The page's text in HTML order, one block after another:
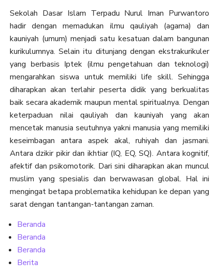
Sekolah Dasar Islam Terpadu Nurul Iman Purwantoro
hadir dengan memadukan ilmu qauliyah (agama) dan
kauniyah (umum) menjadi satu kesatuan dalam bangunan
kurikulumnya. Selain itu ditunjang dengan ekstrakurikuler
yang berbasis Iptek (ilmu pengetahuan dan teknologi)
mengarahkan siswa untuk memiliki life skill. Sehingga
diharapkan akan terlahir peserta didik yang berkualitas
baik secara akademik maupun mental spiritualnya. Dengan
keterpaduan nilai qauliyah dan kauniyah yang akan
mencetak manusia seutuhnya yakni manusia yang memiliki
keseimbagan antara aspek akal, ruhiyah dan jasmani.
Antara dzikir pikir dan ikhtiar (IQ, EQ, SQ). Antara kognitif,
afektif dan psikomotorik. Dari sini diharapkan akan muncul
muslim yang spesialis dan berwawasan global. Hal ini
mengingat betapa problematika kehidupan ke depan yang
sarat dengan tantangan-tantangan zaman.
Beranda
Beranda
Beranda
Berita